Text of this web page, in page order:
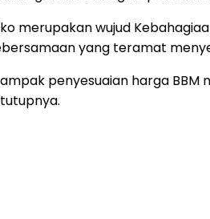
merupakan wujud
yang teramat
penyesuaian harga